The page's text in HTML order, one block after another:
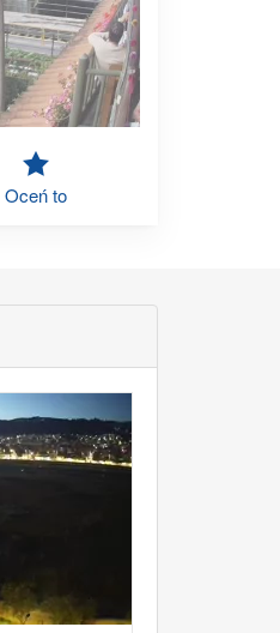
Oceń to